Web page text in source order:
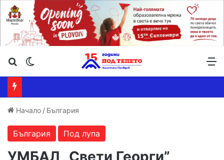
Търсене ...
Начало / България
България Под лупа
УМБАЛ „Свети Георги”